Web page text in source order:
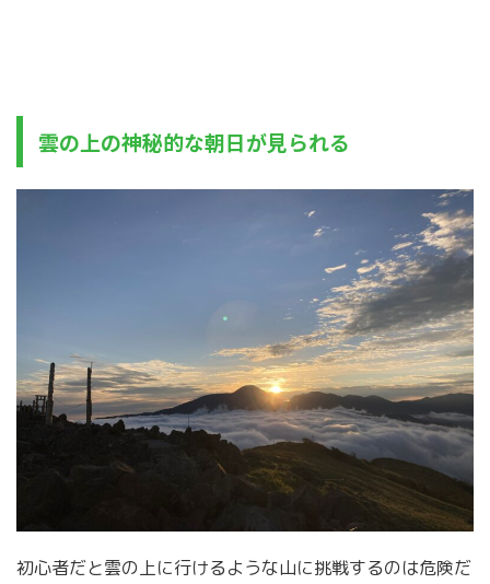
雲の上の神秘的な朝日が見られる
初心者だと雲の上に行けるような山に挑戦するのは危険だ